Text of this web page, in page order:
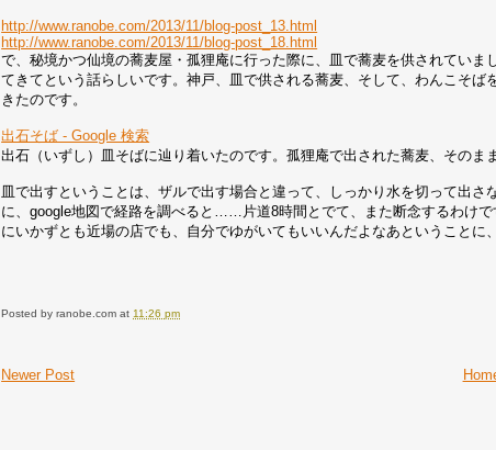
http://www.ranobe.com/2013/11/blog-post_13.html
http://www.ranobe.com/2013/11/blog-post_18.html
で、秘境かつ仙境の蕎麦屋・孤狸庵に行った際に、皿で蕎麦を供されてい
てきてという話らしいです。神戸、皿で供される蕎麦、そして、わんこそ
きたのです。
出石そば - Google 検索
出石（いずし）皿そばに辿り着いたのです。孤狸庵で出された蕎麦、そのま
皿で出すということは、ザルで出す場合と違って、しっかり水を切って出
に、google地図で経路を調べると……片道8時間とでて、また断念するわけ
にいかずとも近場の店でも、自分でゆがいてもいいんだよなあということに
Posted byranobe.com at 11:26 pm
Newer Post